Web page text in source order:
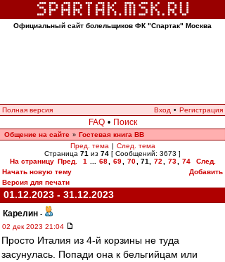
Официальный сайт болельщиков ФК "Спартак" Москва
Полная версия Вход • Регистрация
FAQ • Поиск
Общение на сайте » Гостевая книга ВВ
Пред. тема | След. тема
Страница 71 из 74 [ Сообщений: 3673 ]
На страницу Пред. 1 68 69 70 71 72 73 74
След.
Начать новую тему
Добавить
Версия для печати
01.12.2023 - 31.12.2023
Карелин -
02 дек 2023 21:04
Просто Италия из 4-й корзины не туда
засунулась. Попади она к бельгийцам или